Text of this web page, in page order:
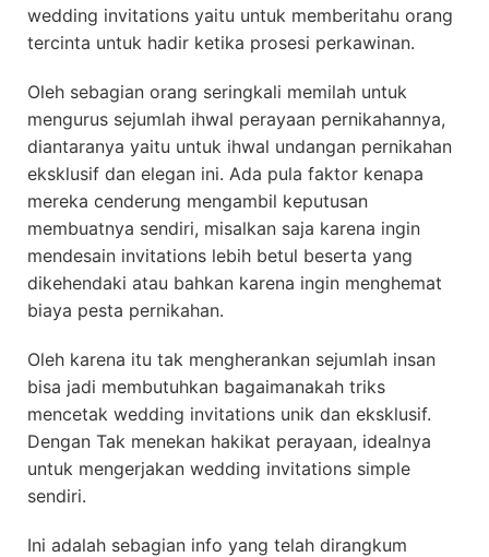
wedding invitations yaitu untuk memberitahu orang
tercinta untuk hadir ketika prosesi perkawinan.
Oleh sebagian orang seringkali memilah untuk
mengurus sejumlah ihwal perayaan pernikahannya,
diantaranya yaitu untuk ihwal undangan pernikahan
eksklusif dan elegan ini. Ada pula faktor kenapa
mereka cenderung mengambil keputusan
membuatnya sendiri, misalkan saja karena ingin
mendesain invitations lebih betul beserta yang
dikehendaki atau bahkan karena ingin menghemat
biaya pesta pernikahan.
Oleh karena itu tak mengherankan sejumlah insan
bisa jadi membutuhkan bagaimanakah triks
mencetak wedding invitations unik dan eksklusif.
Dengan Tak menekan hakikat perayaan, idealnya
untuk mengerjakan wedding invitations simple
sendiri.
Ini adalah sebagian info yang telah dirangkum